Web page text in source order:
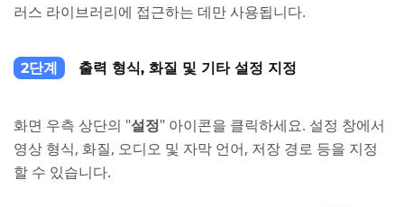
러스 라이브러리에 접근하는 데만 사용됩니다.
2단계 출력 형식, 화질 및 기타 설정 지정
화면 우측 상단의 "설정" 아이콘을 클릭하세요. 설정 창에서
영상 형식, 화질, 오디오 및 자막 언어, 저장 경로 등을 지정
할 수 있습니다.